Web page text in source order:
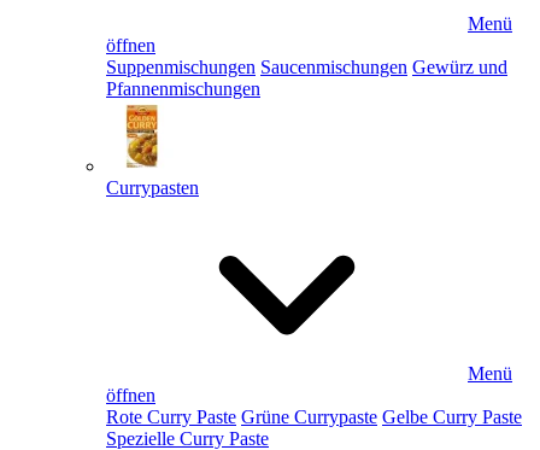
Menü
öffnen
Suppenmischungen Saucenmischungen Gewürz und
Pfannenmischungen
Currypasten
Menü
öffnen
Rote Curry Paste Grüne Currypaste Gelbe Curry Paste
Spezielle Curry Paste